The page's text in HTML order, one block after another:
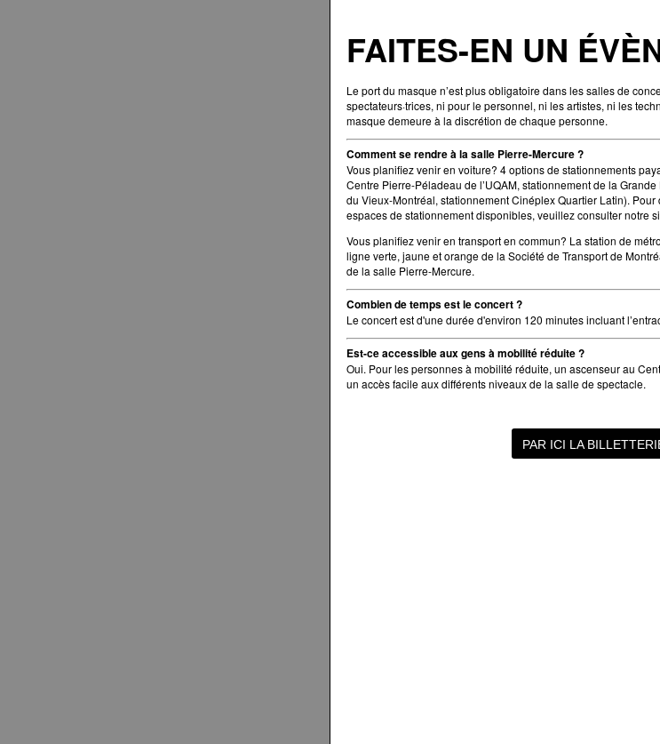
FAITES-EN UN
Le port du masque n’est plus obligatoire dans les salles de
spectateurs·trices, ni pour le personnel, ni les artistes, ni les
masque demeure à la discrétion de chaque personne.
Comment se rendre à la salle Pierre-Mercure ?
Vous planifiez venir en voiture? 4 options de stationnements
Centre Pierre-Péladeau de l’UQAM, stationnement de la
du Vieux-Montréal, stationnement Cinéplex Quartier Latin).
espaces de stationnement disponibles, veuillez consulter notre
Vous planifiez venir en transport en commun? La station de
ligne verte, jaune et orange de la Société de Transport de
de la salle Pierre-Mercure.
Combien de temps est le concert ?
Le concert est d'une durée d'environ 120 minutes incluant
Est-ce accessible aux gens à mobilité réduite ?
Oui. Pour les personnes à mobilité réduite, un ascenseur au
un accès facile aux différents niveaux de la salle de spectacle.
PAR ICI LA